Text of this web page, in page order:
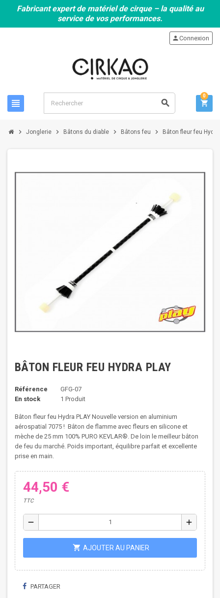
Fabricant expert de matériel de cirque – la qualité au
service de vos performances.
view_headline search
personConnexion
shopping_cart
0
chevron_right Jonglerie chevron_right Bâtons du diable chevron_right Bâtons feu chevron_right Bâton fleur feu Hydra
BÂTON FLEUR FEU HYDRA PLAY
Référence
GFG-07
En stock
1 Produit
Bâton fleur feu Hydra PLAY Nouvelle version en aluminium
aérospatial 7075 ! Bâton de flamme avec fleurs en silicone et
mèche de 25 mm 100% PURO KEVLAR®. De loin le meilleur bâton
de feu du marché. Poids important, équilibre parfait et excellente
prise en main.
44,50 €
TTC
remove add
shopping_cart AJOUTER AU PANIER
PARTAGER